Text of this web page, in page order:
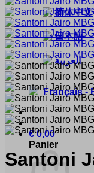
简体中文
日本語
العربية
Français-
€0,00
Panier
Santoni